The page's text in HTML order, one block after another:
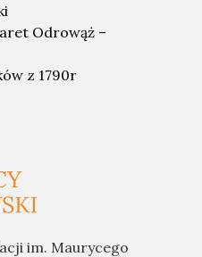
im. Maurycego
Odrowąż –
z 1790r